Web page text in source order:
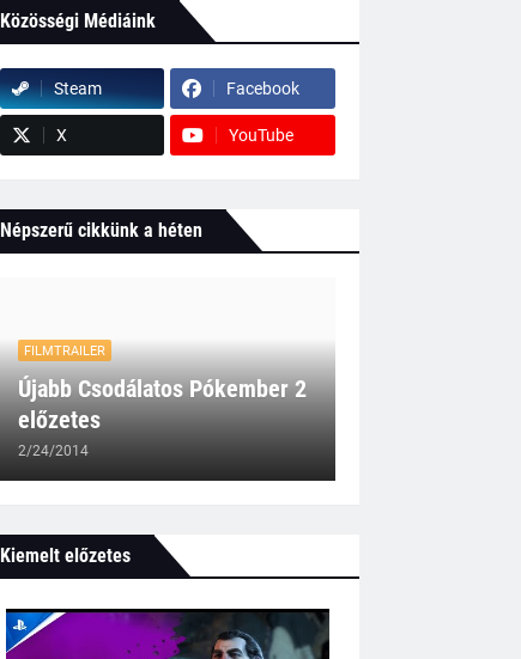
Közösségi Médiáink
Steam Facebook
X YouTube
Népszerű cikkünk a héten
FILMTRAILER
Újabb Csodálatos Pókember 2
előzetes
2/24/2014
Kiemelt előzetes